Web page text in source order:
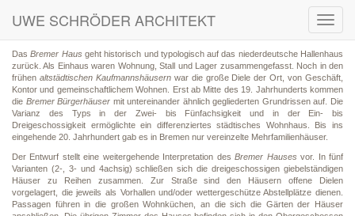
UWE SCHRÖDER ARCHITEKT
DasBremer Haus geht historisch und typologisch auf das niederdeutsche Hallenhaus
zurück. Als Einhaus waren Wohnung, Stall und Lager zusammengefasst. Noch in den
frühen altstädtischen Kaufmannshäusernwar die große Diele der Ort, von Geschäft,
Kontor und gemeinschaftlichem Wohnen. Erst ab Mitte des 19. Jahrhunderts kommen
die Bremer Bürgerhäuser mit untereinander ähnlich gegliederten Grundrissen auf. Die
Varianz des Typs in der Zwei- bis Fünfachsigkeit und in der Ein- bis
Dreigeschossigkeit ermöglichte ein differenziertes städtisches Wohnhaus. Bis ins
eingehende 20. Jahrhundert gab es in Bremen nur vereinzelte Mehrfamilienhäuser.
Der Entwurf stellt eine weitergehende Interpretation desBremer Hauses vor. In fünf
Varianten (2-, 3- und 4achsig) schließen sich die dreigeschossigen giebelständigen
Häuser zu Reihen zusammen. Zur Straße sind den Häusern offene Dielen
vorgelagert, die jeweils als Vorhallen und/oder wettergeschütze Abstellplätze dienen.
Passagen führen in die großen Wohnküchen, an die sich die Gärten der Häuser